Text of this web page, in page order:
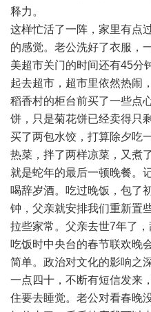
释力。
这样忙活了一阵，家里有点
的感觉。老公洗好了衣服，
美超市关门的时间还有45分
起去超市，超市里依然热闹
稻香村的柜台前买了一些点
饼，只是菊花饼已经卖得只
买了两包水饺，打算除夕吃
热菜，拌了两样凉菜，又煮
就是蛇年的最后一顿晚餐。
喝辞岁酒。吃过晚饭，包了
钟，父亲就安排我们重新置
拉些家常。父亲去世7年了，
吃饭时中央台的春节联欢晚
简单。政治对文化的影响之
一点四十，不断有短信发来
住要去睡觉。老公对看春晚